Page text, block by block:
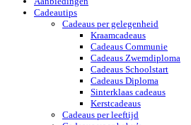
Cadeautips
Cadeaus per gelegenheid
Kraamcadeaus
Cadeaus Communie
Cadeaus Zwemdiploma
Cadeaus Schoolstart
Cadeaus Diploma
Sinterklaas cadeaus
Kerstcadeaus
Cadeaus per leeftijd